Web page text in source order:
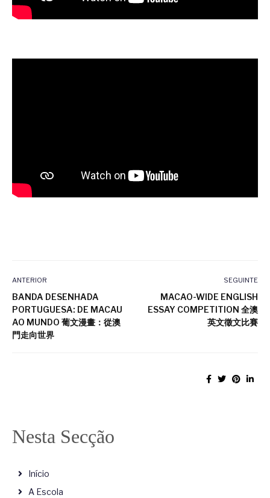
ANTERIOR
BANDA DESENHADA
PORTUGUESA: DE MACAU
AO MUNDO 葡文漫畫：從澳
門走向世界
SEGUINTE
MACAO-WIDE ENGLISH
ESSAY COMPETITION 全澳
英文徵文比賽
Nesta Secção
Início
A Escola